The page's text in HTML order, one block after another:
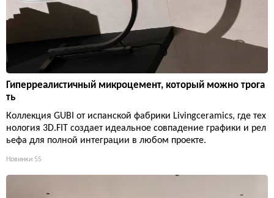
Гиперреалистичный микроцемент, который можно трога
ть
Коллекция GUBI от испанской фабрики Livingceramics, где тех
нология 3D.FIT создает идеальное совпадение графики и рел
ьефа для полной интеграции в любом проекте.
Новинки 55